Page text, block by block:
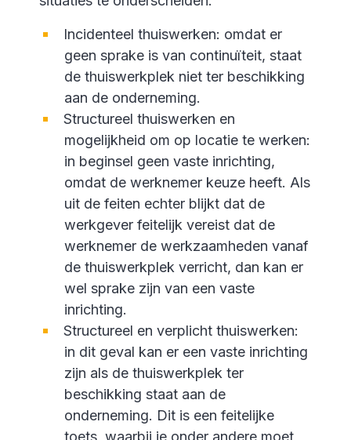
Incidenteel thuiswerken: omdat er
geen sprake is van continuïteit, staat
de thuiswerkplek niet ter beschikking
aan de onderneming.
Structureel thuiswerken en
mogelijkheid om op locatie te werken:
in beginsel geen vaste inrichting,
omdat de werknemer keuze heeft. Als
uit de feiten echter blijkt dat de
werkgever feitelijk vereist dat de
werknemer de werkzaamheden vanaf
de thuiswerkplek verricht, dan kan er
wel sprake zijn van een vaste
inrichting.
Structureel en verplicht thuiswerken:
in dit geval kan er een vaste inrichting
zijn als de thuiswerkplek ter
beschikking staat aan de
onderneming. Dit is een feitelijke
toets, waarbij je onder andere moet